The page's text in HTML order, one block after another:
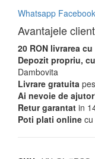
Whatsapp Facebook
Avantajele
20 RON livrarea
Depozit propriu,
Dambovita
Livrare gratuita
Ai nevoie de
Retur garantat in
Poti plati online